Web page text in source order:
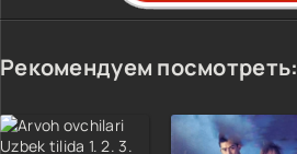
Рекомендуем посмотреть: